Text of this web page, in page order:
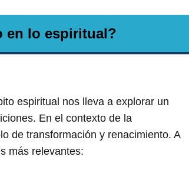
en lo espiritual?
espiritual nos lleva a explorar un
En el contexto de la
de transformación y renacimiento. A
más relevantes: